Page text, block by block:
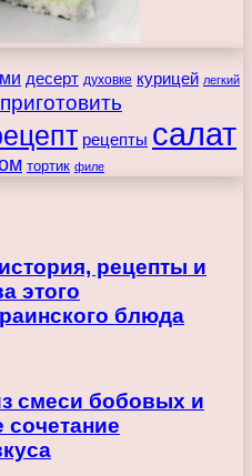
десерт духовке курицей легкий
приготовить
рецепты салат
тортик филе
рецепты и
этого
блюда
смеси бобовых и